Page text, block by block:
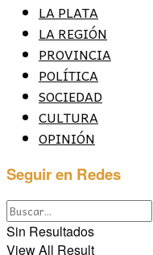
LA PLATA
LA REGIÓN
PROVINCIA
POLÍTICA
SOCIEDAD
CULTURA
OPINIÓN
Seguir en Redes
Sin Resultados
View All Result